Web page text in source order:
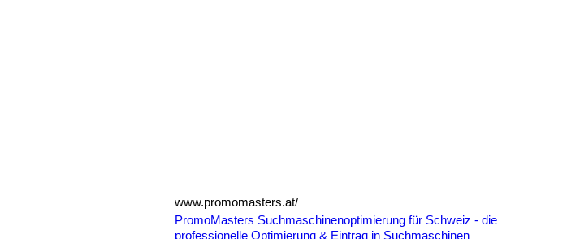
www.promomasters.at/
PromoMasters Suchmaschinenoptimierung für Schweiz - die
professionelle Optimierung & Eintrag in Suchmaschinen